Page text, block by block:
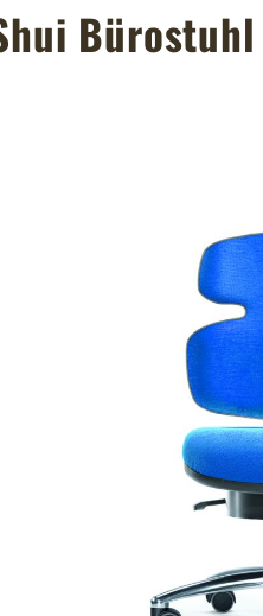
Bürostuhl